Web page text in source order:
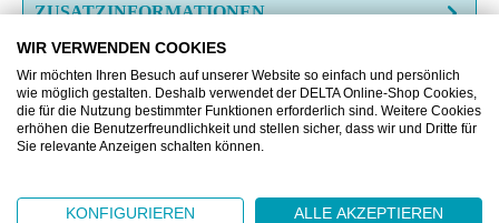
ZUSATZINFORMATIONEN
Produktgalerie überspringen
ZUBEHÖR
WIR VERWENDEN COOKIES
Wir möchten Ihren Besuch auf unserer Website so einfach und persönlich
wie möglich gestalten. Deshalb verwendet der DELTA Online-Shop Cookies,
die für die Nutzung bestimmter Funktionen erforderlich sind. Weitere Cookies
erhöhen die Benutzerfreundlichkeit und stellen sicher, dass wir und Dritte für
Sie relevante Anzeigen schalten können.
KONFIGURIEREN ALLE AKZEPTIEREN